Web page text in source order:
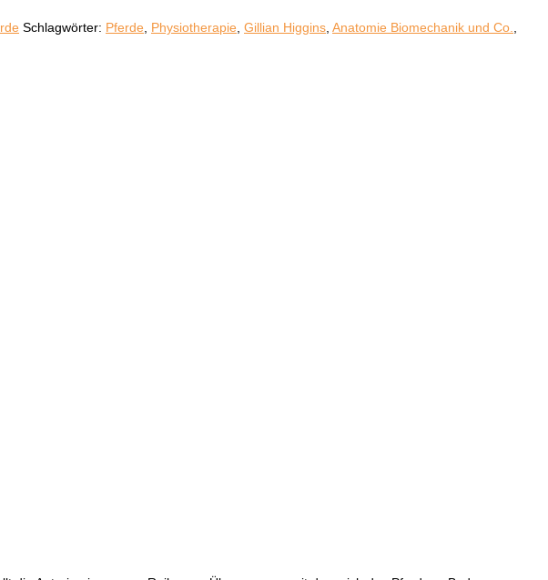
Schlagwörter: Pferde Physiotherapie Gillian Higgins Anatomie Biomechanik und Co.